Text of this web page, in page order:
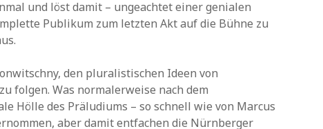
und löst damit – ungeachtet einer genialen
Publikum zum letzten Akt auf die Bühne zu
den pluralistischen Ideen von
folgen. Was normalerweise nach dem
Hölle des Präludiums – so schnell wie von Marcus
aber damit entfachen die Nürnberger